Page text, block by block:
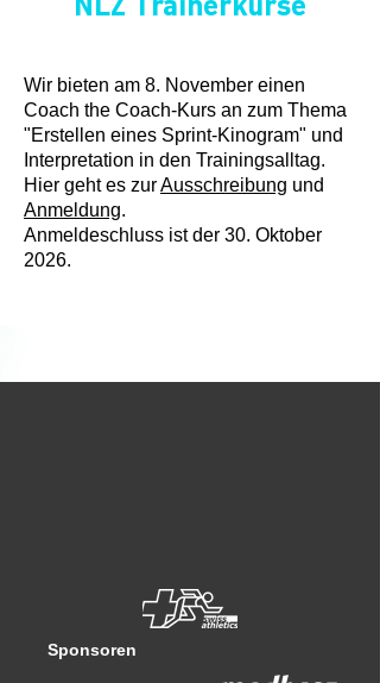
NLZ Trainerkurse
Wir bieten am 8. November einen
Coach the Coach-Kurs an zum Thema
"Erstellen eines Sprint-Kinogram" und
Interpretation in den Trainingsalltag.
Hier geht es zurAusschreibung und
Anmeldung.
Anmeldeschluss ist der 30. Oktober
2026.
Sponsoren